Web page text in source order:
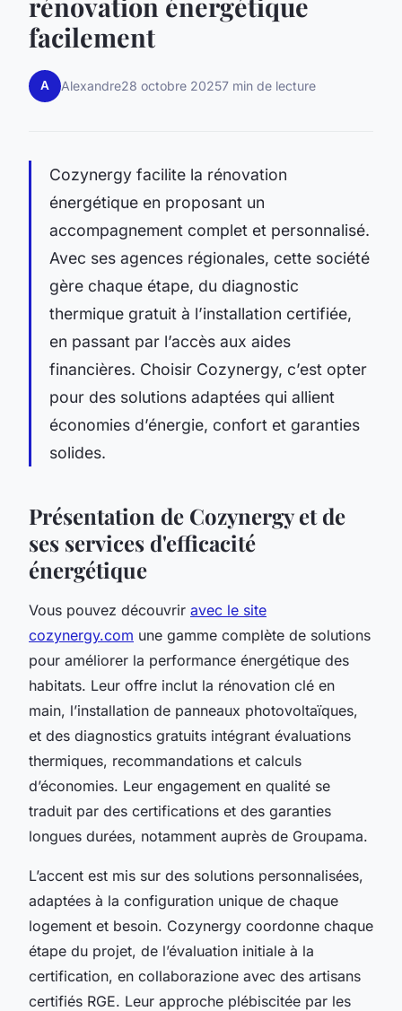
facilement
A Alexandre28 octobre 20257 min de lecture
Cozynergy facilite la rénovation
énergétique en proposant un
accompagnement complet et personnalisé.
Avec ses agences régionales, cette société
gère chaque étape, du diagnostic
thermique gratuit à l’installation certifiée,
en passant par l’accès aux aides
financières. Choisir Cozynergy, c’est opter
pour des solutions adaptées qui allient
économies d’énergie, confort et garanties
solides.
Présentation de Cozynergy et de
ses services d'efficacité
énergétique
Vous pouvez découvrir avec le site
cozynergy.com une gamme complète de solutions
pour améliorer la performance énergétique des
habitats. Leur offre inclut la rénovation clé en
main, l’installation de panneaux photovoltaïques,
et des diagnostics gratuits intégrant évaluations
thermiques, recommandations et calculs
d’économies. Leur engagement en qualité se
traduit par des certifications et des garanties
longues durées, notamment auprès de Groupama.
L’accent est mis sur des solutions personnalisées,
adaptées à la configuration unique de chaque
logement et besoin. Cozynergy coordonne chaque
étape du projet, de l’évaluation initiale à la
certification, en collaborazione avec des artisans
certifiés RGE. Leur approche plébiscitée par les